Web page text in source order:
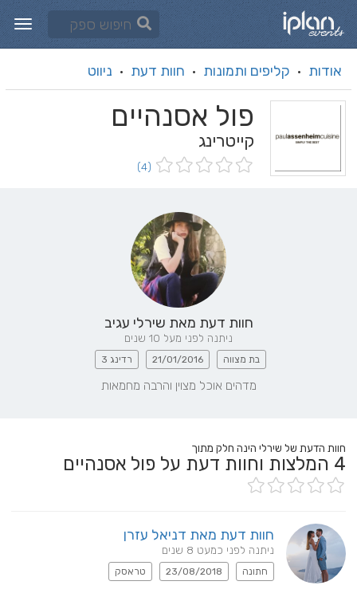
אודות · קליפים ותמונות · חוות דעת · ניווט
פול אסנהיים
קייטרינג
(4)
חוות דעת מאת שירלי עגיב
ניתנה לפני מעל 10 שנים
בת מצווה 21/01/2016 רדינג 3
מדהים אוכל מצוין והרבה מחמאות
חוות הדעת של שירלי הינה חלק מתוך
4 המלצות וחוות דעת על פול אסנהיים
חוות דעת מאת דניאל עזרן
ניתנה לפני כמעט 8 שנים
חתונה 23/08/2018 טראסק